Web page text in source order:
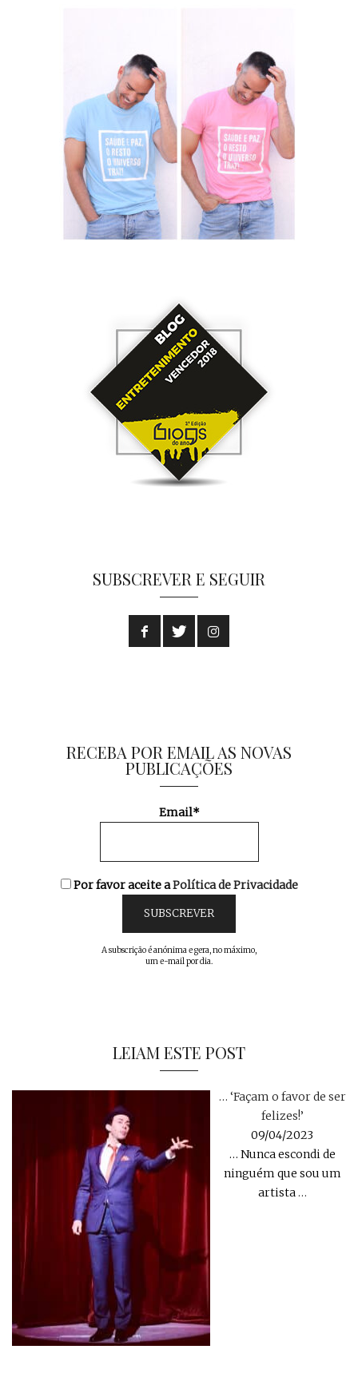
SUBSCREVER E SEGUIR
RECEBA POR EMAIL AS NOVAS
PUBLICAÇÕES
Email*
Por favor aceite aPolítica de Privacidade
A subscrição é anónima e gera, no máximo,
um e-mail por dia.
LEIAM ESTE POST
… ‘Façam o favor de ser
felizes!’
09/04/2023
… Nunca escondi de
ninguém que sou um
artista…